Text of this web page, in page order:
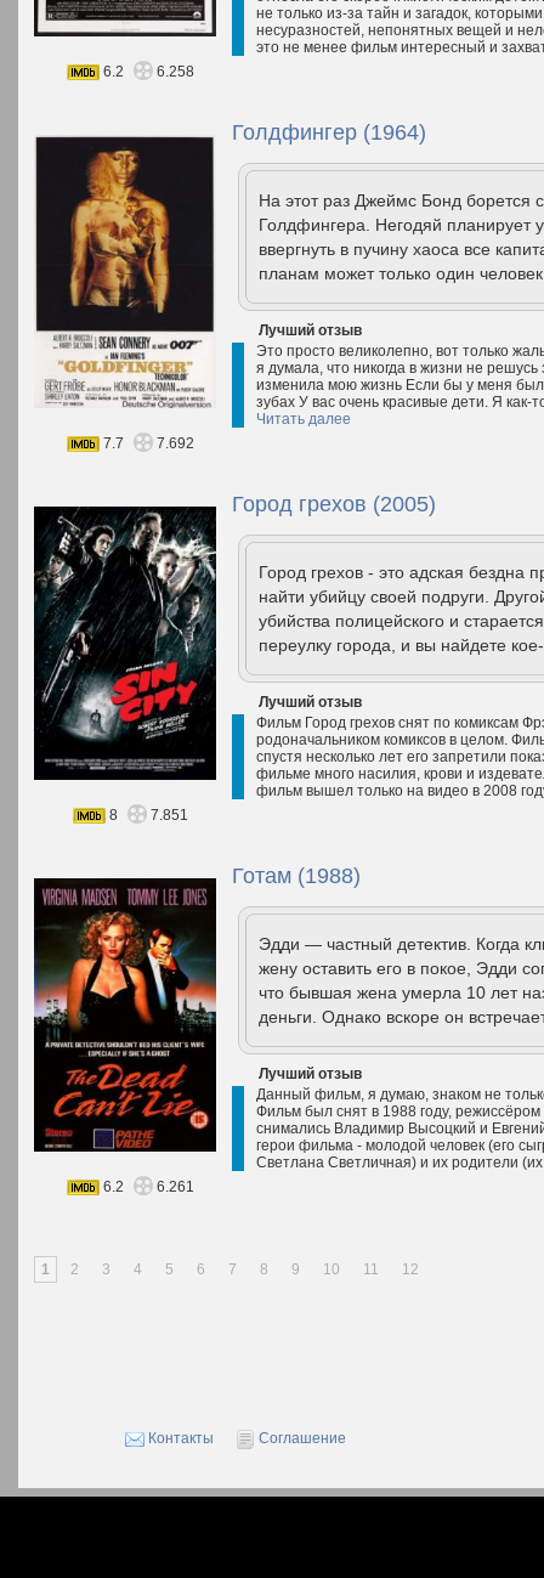
не только из-за тайн и загадок,
несуразностей, непонятных вещей и
это не менее фильм интересный и
6.2
6.258
Голдфингер (1964)
На этот раз Джеймс Бонд борется
Голдфингера. Негодяй планирует
ввергнуть в пучину хаоса все
планам может только один
Лучший отзыв
Это просто великолепно, вот только
я думала, что никогда в жизни не
изменила мою жизнь Если бы у меня
зубах У вас очень красивые дети. Я
Читать далее
7.7
7.692
Город грехов (2005)
Город грехов - это адская бездна
найти убийцу своей подруги.
убийства полицейского и
переулку города, и вы найдете
Лучший отзыв
Фильм Город грехов снят по комиксам
родоначальником комиксов в целом.
спустя несколько лет его запретили
фильме много насилия, крови и
фильм вышел только на видео в 2008
8
7.851
Готам (1988)
Эдди — частный детектив. Когда
жену оставить его в покое, Эдди
что бывшая жена умерла 10 лет
деньги. Однако вскоре он
Лучший отзыв
Данный фильм, я думаю, знаком не
Фильм был снят в 1988 году,
снимались Владимир Высоцкий и
герои фильма - молодой человек (его
Светлана Светличная) и их родители
6.2
6.261
1 2 3 4 5 6 7 8 9 10 11 12
Контакты Соглашение